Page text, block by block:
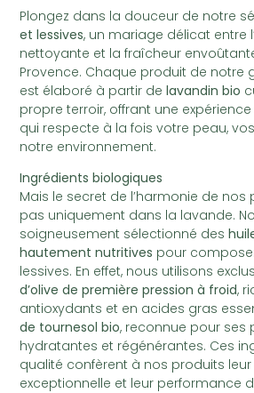
Plongez dans la douceur de notre
et lessives, un mariage délicat entre
nettoyante et la fraîcheur
Provence. Chaque produit de notre
est élaboré à partir delavandin bio
propre terroir, offrant une
qui respecte à la fois votre peau,
notre environnement.
Ingrédients biologiques
Mais le secret de l’harmonie de nos
pas uniquement dans la lavande.
soigneusement sélectionné des
hautement nutritives pour
lessives. En effet, nous utilisons
d’olive de première pression à froid,
antioxydants et en acides gras
de tournesol bio, reconnue pour ses
hydratantes et régénérantes. Ces
qualité confèrent à nos produits
exceptionnelle et leur performance